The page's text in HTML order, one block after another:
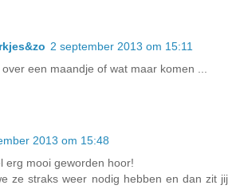
2 september 2013 om 15:11
een maandje of wat maar komen ...
2013 om 15:48
erg mooi geworden hoor!
ze straks weer nodig hebben en dan zit jij